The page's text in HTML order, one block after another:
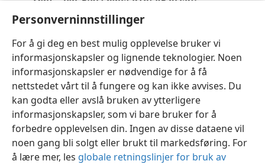
Personverninnstillinger
For å gi deg en best mulig opplevelse bruker vi
informasjonskapsler og lignende teknologier. Noen
informasjonskapsler er nødvendige for å få
nettstedet vårt til å fungere og kan ikke avvises. Du
kan godta eller avslå bruken av ytterligere
informasjonskapsler, som vi bare bruker for å
forbedre opplevelsen din. Ingen av disse dataene vil
noen gang bli solgt eller brukt til markedsføring. For
å lære mer, les globale retningslinjer for bruk av
det er rikelig med ild og ved.
sette det i brann.
Norsk Del Innstillinger
Copyright© 2026 Watch Tower Bible and Tract Society of Pennsylvania
Vilkår for bruk Personvern Personverninnstillinger
JW.ORG
Logg inn